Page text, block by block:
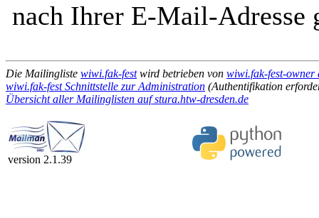
nach Ihrer E-Mail-Adresse
Die Mailingliste wiwi.fak-festwird betrieben von wiwi.fak-fest-owner
wiwi.fak-fest Schnittstelle zur Administration (Authentifikation
Übersicht aller Mailinglisten auf stura.htw-dresden.de
version 2.1.39